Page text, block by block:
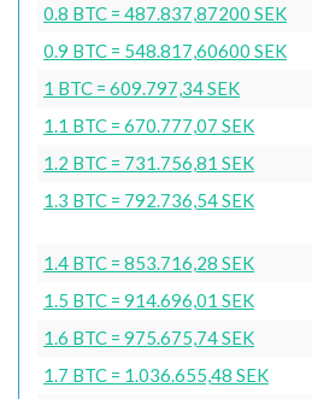
0.8 BTC = 487.837,87200 SEK
0.9 BTC = 548.817,60600 SEK
1 BTC = 609.797,34 SEK
1.1 BTC = 670.777,07 SEK
1.2 BTC = 731.756,81 SEK
1.3 BTC = 792.736,54 SEK
1.4 BTC = 853.716,28 SEK
1.5 BTC = 914.696,01 SEK
1.6 BTC = 975.675,74 SEK
1.7 BTC = 1.036.655,48 SEK